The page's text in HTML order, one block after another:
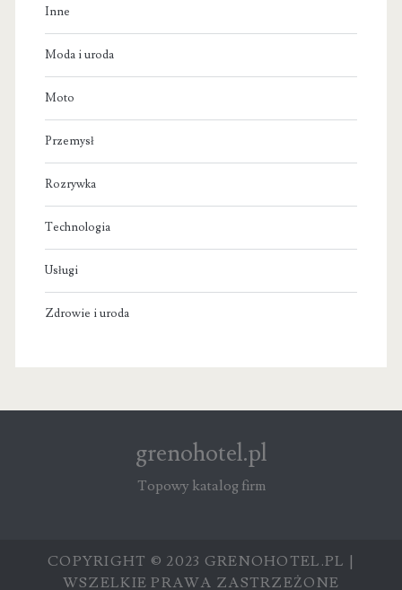
Inne
Moda i uroda
Moto
Przemysł
Rozrywka
Technologia
Usługi
Zdrowie i uroda
grenohotel.pl
Topowy katalog firm
COPYRIGHT © 2023 GRENOHOTEL.PL |
WSZELKIE PRAWA ZASTRZEŻONE